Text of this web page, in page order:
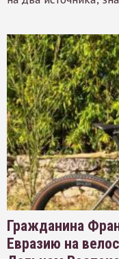
Гражданина
Евразию на